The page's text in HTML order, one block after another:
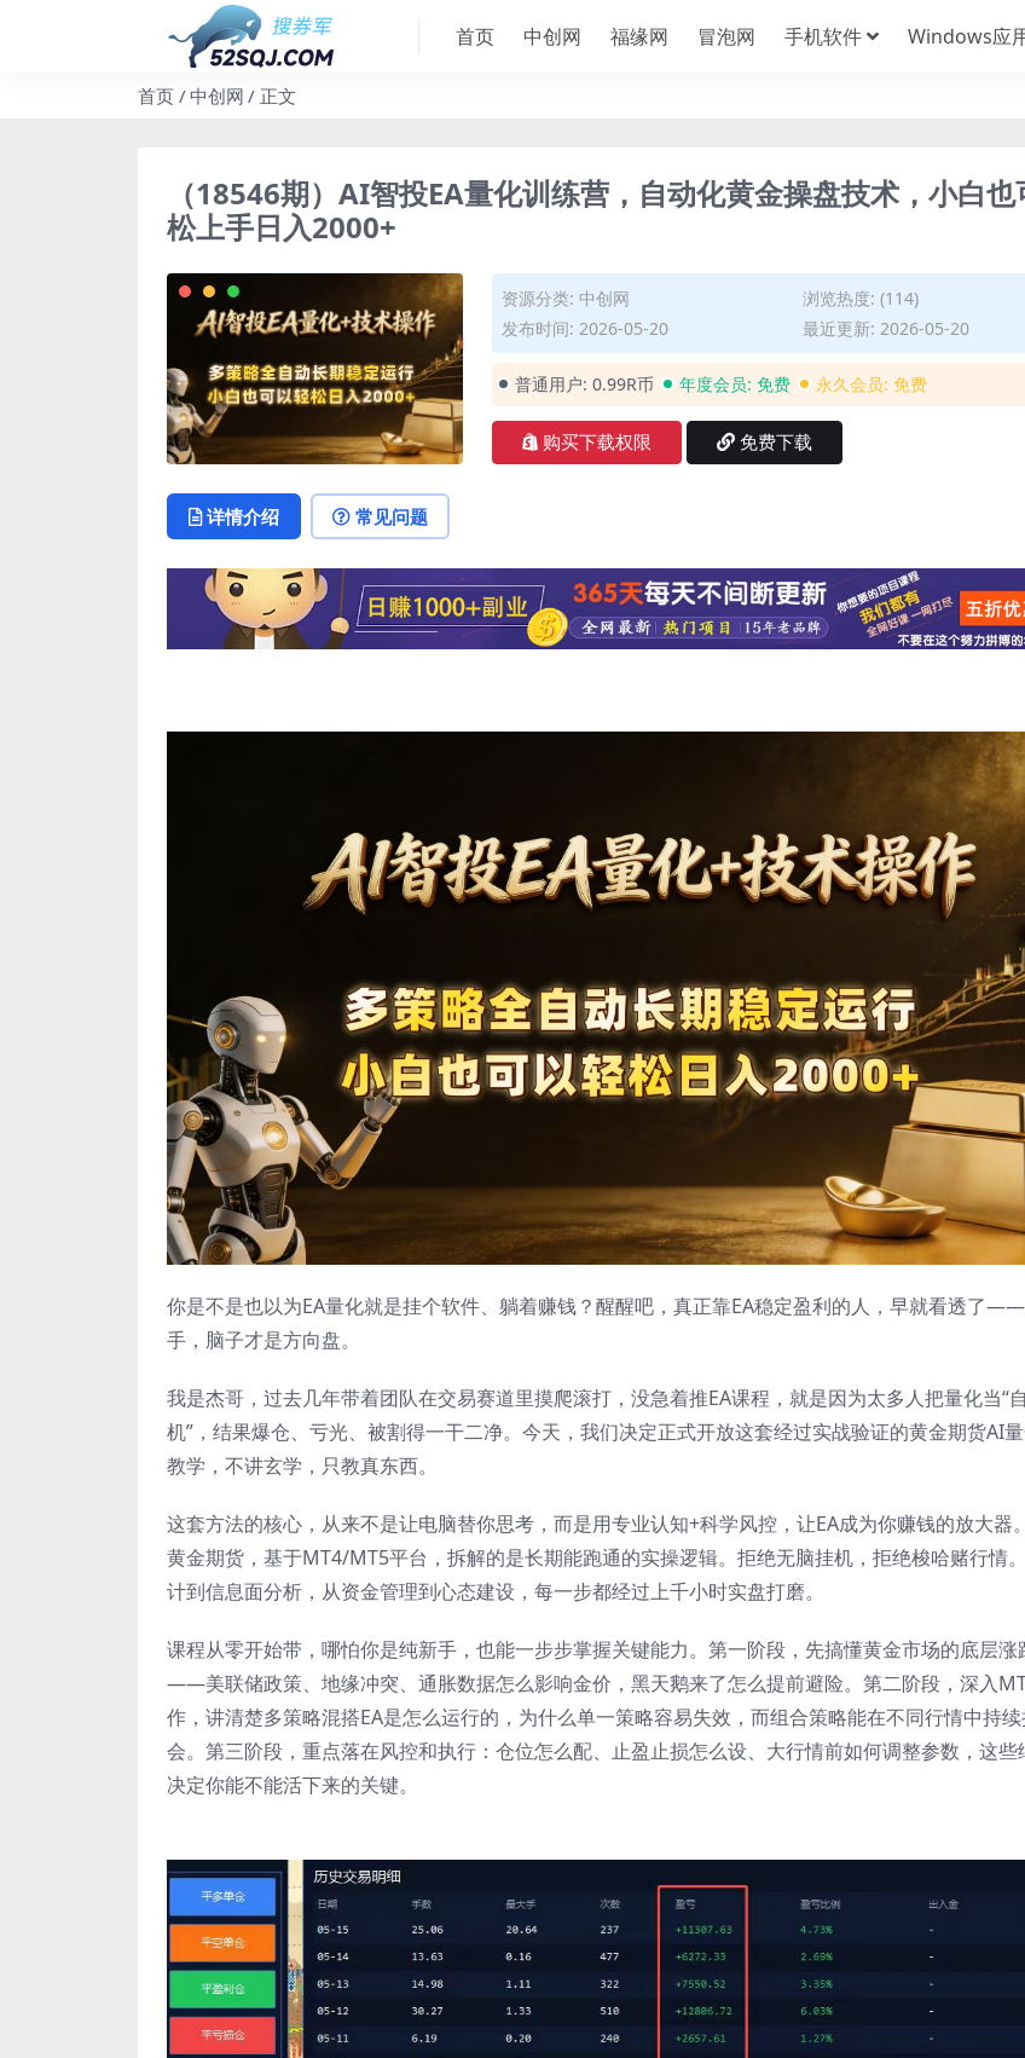
首页 中创网 福缘网 冒泡网 手机软件 Windows应
首页 中创网 正文
（18546期）AI智投EA量化训练营，自动化黄金操盘技术，小白
松上手日入2000+
资源分类: 中创网
浏览热度: (114)
发布时间: 2026-05-20
最近更新: 2026-05-20
普通用户: 0.99R币 年度会员: 免费 永久会员: 免费
购买下载权限 免费下载
详情介绍 常见问题
你是不是也以为EA量化就是挂个软件、躺着赚钱？醒醒吧，真正靠EA稳定盈利的人，早就看透了
手，脑子才是方向盘。
我是杰哥，过去几年带着团队在交易赛道里摸爬滚打，没急着推EA课程，就是因为太多人把量化当“
机”，结果爆仓、亏光、被割得一干二净。今天，我们决定正式开放这套经过实战验证的黄金期货AI
教学，不讲玄学，只教真东西。
这套方法的核心，从来不是让电脑替你思考，而是用专业认知+科学风控，让EA成为你赚钱的放大器
黄金期货，基于MT4/MT5平台，拆解的是长期能跑通的实操逻辑。拒绝无脑挂机，拒绝梭哈赌行情
计到信息面分析，从资金管理到心态建设，每一步都经过上千小时实盘打磨。
课程从零开始带，哪怕你是纯新手，也能一步步掌握关键能力。第一阶段，先搞懂黄金市场的底层涨
——美联储政策、地缘冲突、通胀数据怎么影响金价，黑天鹅来了怎么提前避险。第二阶段，深入
作，讲清楚多策略混搭EA是怎么运行的，为什么单一策略容易失效，而组合策略能在不同行情中持
会。第三阶段，重点落在风控和执行：仓位怎么配、止盈止损怎么设、大行情前如何调整参数，这些
决定你能不能活下来的关键。